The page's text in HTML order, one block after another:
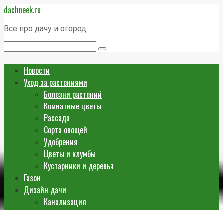
Перейти
к
контенту
dachneek.ru
Все про дачу и огород
Новости
Уход за растениями
Болезни растений
Комнатные цветы
Рассада
Сорта овощей
Удобрения
Цветы и клумбы
Кустарники и деревья
Газон
Дизайн дачи
Канализация